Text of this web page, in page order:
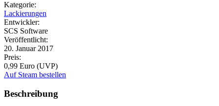
Kategorie:
Lackierungen
Entwickler:
SCS Software
Veröffentlicht:
20. Januar 2017
Preis:
0,99 Euro (UVP)
Auf Steam bestellen
Beschreibung